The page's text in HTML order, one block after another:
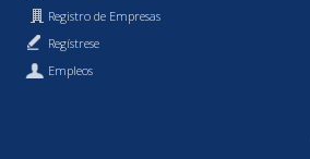
Registro de Empresas
Regístrese
Empleos